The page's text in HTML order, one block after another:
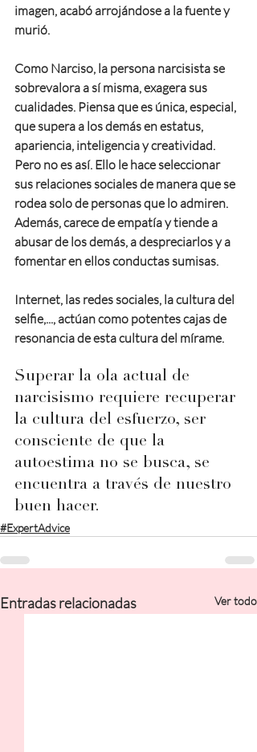
imagen, acabó arrojándose a la fuente y
murió.
Como Narciso, la persona narcisista se
sobrevalora a sí misma, exagera sus
cualidades. Piensa que es única, especial,
que supera a los demás en estatus,
apariencia, inteligencia y creatividad.
Pero no es así. Ello le hace seleccionar
sus relaciones sociales de manera que se
rodea solo de personas que lo admiren.
Además, carece de empatía y tiende a
abusar de los demás, a despreciarlos y a
fomentar en ellos conductas sumisas.
Internet, las redes sociales, la cultura del
selfie,..., actúan como potentes cajas de
resonancia de esta cultura del mírame.
Superar la ola actual de
narcisismo requiere recuperar
la cultura del esfuerzo, ser
consciente de que la
autoestima no se busca, se
encuentra a través de nuestro
buen hacer.
#ExpertAdvice
Entradas relacionadas Ver todo